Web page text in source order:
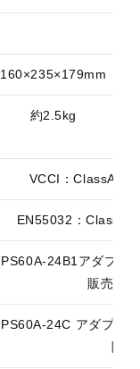
160×235×179mm
約2.5kg
VCCI：ClassA、
EN55032：ClassB
PS60A-24B1アダプタ
販売終
PS60A-24C アダプタ
降)